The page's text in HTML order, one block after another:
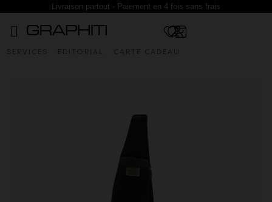
Livraison partout - Paiement en 4 fois sans frais
SERVICES EDITORIAL CARTE CADEAU